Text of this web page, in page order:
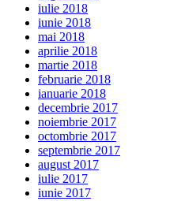
iulie 2018
iunie 2018
mai 2018
aprilie 2018
martie 2018
februarie 2018
ianuarie 2018
decembrie 2017
noiembrie 2017
octombrie 2017
septembrie 2017
august 2017
iulie 2017
iunie 2017